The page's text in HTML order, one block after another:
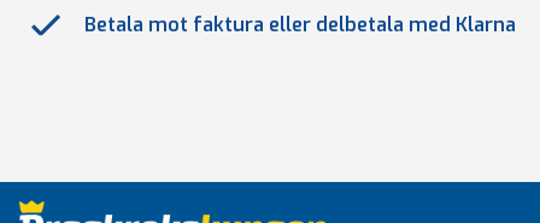
Betala mot faktura eller delbetala med Klarna